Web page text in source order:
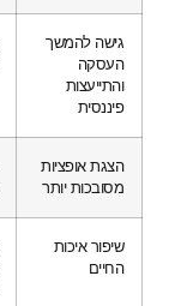
גישה להמשך
העסקה
והתייעצות
פיננסית
הצגת אופציות
מסובכות יותר
שיפור איכות
החיים